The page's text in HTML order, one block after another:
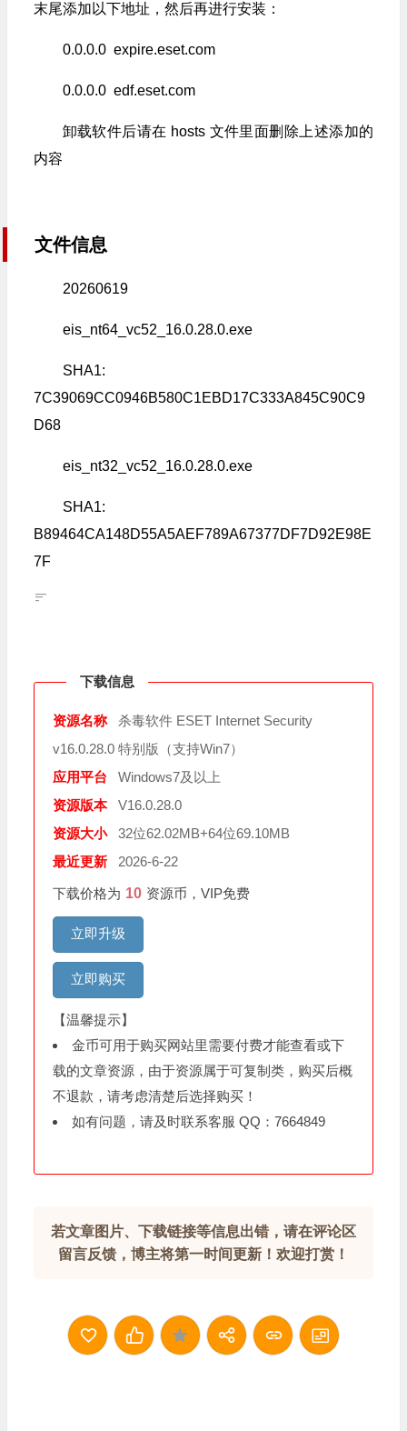
末尾添加以下地址，然后再进行安装：
0.0.0.0 expire.eset.com
0.0.0.0 edf.eset.com
卸载软件后请在 hosts 文件里面删除上述添加的
内容
文件信息
20260619
eis_nt64_vc52_16.0.28.0.exe
SHA1:
7C39069CC0946B580C1EBD17C333A845C90C9
D68
eis_nt32_vc52_16.0.28.0.exe
SHA1:
B89464CA148D55A5AEF789A67377DF7D92E98E
7F
下载信息
资源名称
杀毒软件 ESET Internet Security
v16.0.28.0 特别版（支持Win7）
应用平台
Windows7及以上
资源版本
V16.0.28.0
资源大小
32位62.02MB+64位69.10MB
最近更新
2026-6-22
下载价格为 10 资源币，VIP免费
立即升级
立即购买
【温馨提示】
金币可用于购买网站里需要付费才能查看或下
载的文章资源，由于资源属于可复制类，购买后概
不退款，请考虑清楚后选择购买！
如有问题，请及时联系客服 QQ：7664849
若文章图片、下载链接等信息出错，请在评论区
留言反馈，博主将第一时间更新！欢迎打赏！